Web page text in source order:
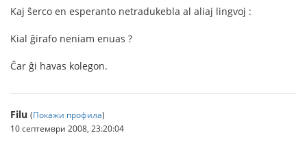
Kaj ŝerco en esperanto netradukebla al aliaj lingvoj :
Kial ĝirafo neniam enuas ?
Ĉar ĝi havas kolegon.
Filu (Покажи профила)
10 септември 2008, 23:20:04